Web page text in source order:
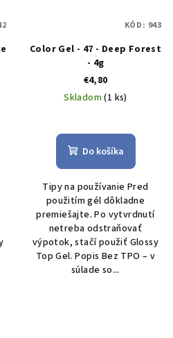
Color Gel - 47 - Deep Forest
- 4g
€4,80
Skladom(1 ks)
Do košíka
Tipy na používanie Pred
použitím gél dôkladne
premiešajte. Po vytvrdnutí
netreba odstraňovať
výpotok, stačí použiť Glossy
Top Gel. Popis Bez TPO – v
súlade so...
KÓD: 943